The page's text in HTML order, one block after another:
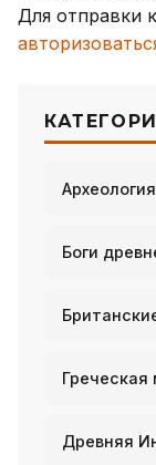
Для отправки
Археология
Боги
Греческая
Древняя